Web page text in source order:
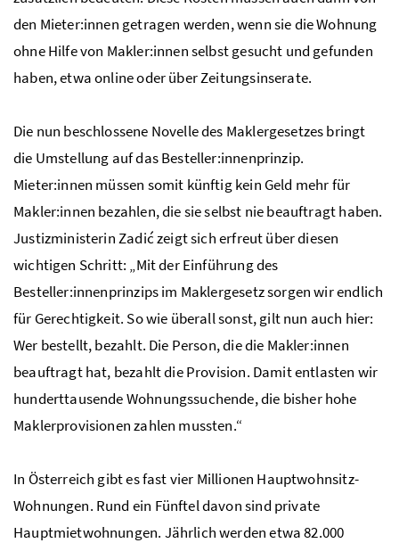
den Mieter:innen getragen werden, wenn sie die Wohnung
ohne Hilfe von Makler:innen selbst gesucht und gefunden
haben, etwa online oder über Zeitungsinserate.
Die nun beschlossene Novelle des Maklergesetzes bringt
die Umstellung auf das Besteller:innenprinzip.
Mieter:innen müssen somit künftig kein Geld mehr für
Makler:innen bezahlen, die sie selbst nie beauftragt haben.
Justizministerin Zadić zeigt sich erfreut über diesen
wichtigen Schritt: „Mit der Einführung des
Besteller:innenprinzips im Maklergesetz sorgen wir endlich
für Gerechtigkeit. So wie überall sonst, gilt nun auch hier:
Wer bestellt, bezahlt. Die Person, die die Makler:innen
beauftragt hat, bezahlt die Provision. Damit entlasten wir
hunderttausende Wohnungssuchende, die bisher hohe
Maklerprovisionen zahlen mussten.“
In Österreich gibt es fast vier Millionen Hauptwohnsitz-
Wohnungen. Rund ein Fünftel davon sind private
Hauptmietwohnungen. Jährlich werden etwa 82.000